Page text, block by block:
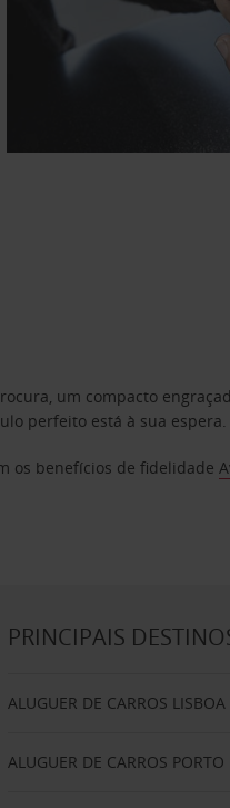
um compacto
perfeito está à sua espera.
os benefícios de fidelidade
PRINCIPAIS
ALUGUER DE CARROS LISBOA
ALUGUER DE CARROS PORTO